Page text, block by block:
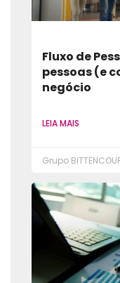
Fluxo de
pessoas (e
negócio
LEIA MAIS
Grupo